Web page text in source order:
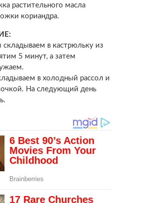
растительного масла
кориандра.
складываем в кастрюльку из
5 минут, а затем
в холодный рассол и
На следующий день